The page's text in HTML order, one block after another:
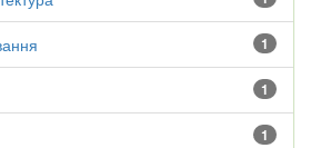
1
1
1